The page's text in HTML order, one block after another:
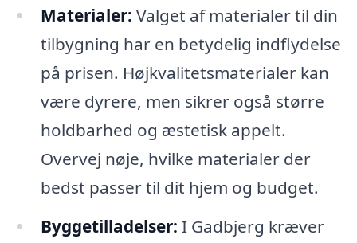
Materialer: Valget af materialer til din
tilbygning har en betydelig indflydelse
på prisen. Højkvalitetsmaterialer kan
være dyrere, men sikrer også større
holdbarhed og æstetisk appelt.
Overvej nøje, hvilke materialer der
bedst passer til dit hjem og budget.
Byggetilladelser: I Gadbjerg kræver